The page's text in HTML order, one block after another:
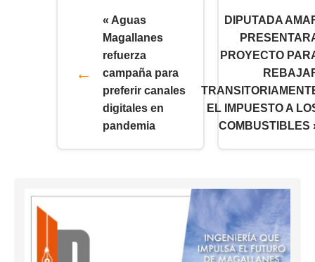
« Aguas
Magallanes
refuerza
campaña para
preferir canales
digitales en
pandemia
DIPUTADA
PROYECTO
EL IMPUESTO A
COMBUSTIBLES